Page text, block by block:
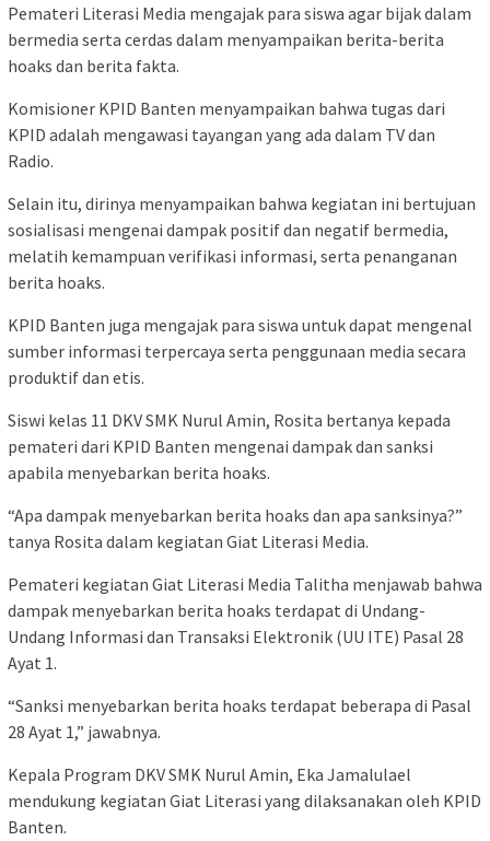
Pemateri Literasi Media mengajak para siswa agar bijak dalam
bermedia serta cerdas dalam menyampaikan berita-berita
hoaks dan berita fakta.
Komisioner KPID Banten menyampaikan bahwa tugas dari
KPID adalah mengawasi tayangan yang ada dalam TV dan
Radio.
Selain itu, dirinya menyampaikan bahwa kegiatan ini bertujuan
sosialisasi mengenai dampak positif dan negatif bermedia,
melatih kemampuan verifikasi informasi, serta penanganan
berita hoaks.
KPID Banten juga mengajak para siswa untuk dapat mengenal
sumber informasi terpercaya serta penggunaan media secara
produktif dan etis.
Siswi kelas 11 DKV SMK Nurul Amin, Rosita bertanya kepada
pemateri dari KPID Banten mengenai dampak dan sanksi
apabila menyebarkan berita hoaks.
“Apa dampak menyebarkan berita hoaks dan apa sanksinya?”
tanya Rosita dalam kegiatan Giat Literasi Media.
Pemateri kegiatan Giat Literasi Media Talitha menjawab bahwa
dampak menyebarkan berita hoaks terdapat di Undang-
Undang Informasi dan Transaksi Elektronik (UU ITE) Pasal 28
Ayat 1.
“Sanksi menyebarkan berita hoaks terdapat beberapa di Pasal
28 Ayat 1,” jawabnya.
Kepala Program DKV SMK Nurul Amin, Eka Jamalulael
mendukung kegiatan Giat Literasi yang dilaksanakan oleh KPID
Banten.